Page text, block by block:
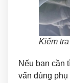
Kiểm
Nếu bạn cần
vấn đúng